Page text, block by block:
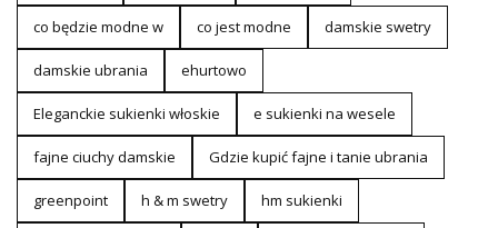
co będzie modne w co jest modne damskie swetry
damskie ubrania ehurtowo
Eleganckie sukienki włoskie e sukienki na wesele
fajne ciuchy damskie Gdzie kupić fajne i tanie ubrania
greenpoint h & m swetry hm sukienki